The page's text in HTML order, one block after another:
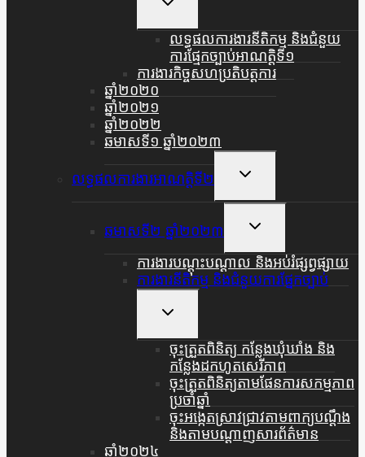
Menu
លទ្ធផលការងារនីតិកម្ម និងជំនួយ
ការផ្មែកច្បាប់អាណត្តិទី១
ការងារកិច្ចសហប្រតិបត្តការ
ឆ្នាំ២០២០
ឆ្នាំ២០២១
ឆ្នាំ២០២២
ឆមាសទី១ ឆ្នាំ២០២៣
លទ្ធផលការងារអាណត្តិទី២
Toggle
Menu
ឆមាសទី២ ឆ្នាំ២០២៣
Toggle
Menu
ការងារបណ្តុះបណ្តាល និងអប់រំផ្សព្វផ្សាយ
ការងារនីតិកម្ម និងជំនួយការផ្នែកច្បាប់
Toggle
Menu
ចុះត្រួតពិនិត្យ កន្លែងឃុំឃាំង និង
កន្លែងដកហូតសេរីភាព
ចុះត្រួតពិនិត្យតាមផែនការសកម្មភាព
ប្រចាំឆ្នាំ
ចុះអង្កេតស្រាវជ្រាវតាមពាក្យបណ្តឹង
និងតាមបណ្តាញសារព័ត៌មាន
ឆ្នាំ២០២៤